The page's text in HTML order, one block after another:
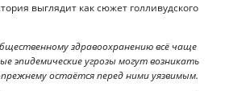
выглядит как сюжет голливудского
здравоохранению всё чаще
эпидемические угрозы могут возникать
остаётся перед ними уязвимым.